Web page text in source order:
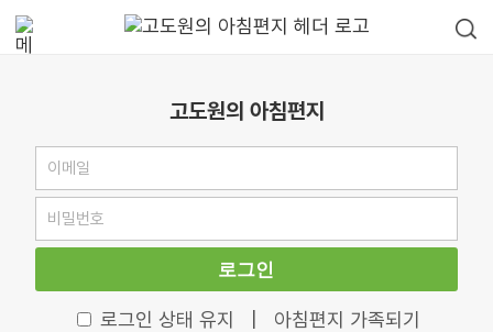
고도원의 아침편지
로그인
로그인 상태 유지 아침편지 가족되기